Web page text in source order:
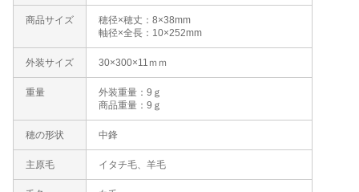
商品サイズ
穂径×穂丈：8×38mm
軸径×全長：10×252mm
外装サイズ 30×300×11ｍｍ
重量
外装重量：9ｇ
商品重量：9ｇ
穂の形状 中鋒
主原毛 イタチ毛、羊毛